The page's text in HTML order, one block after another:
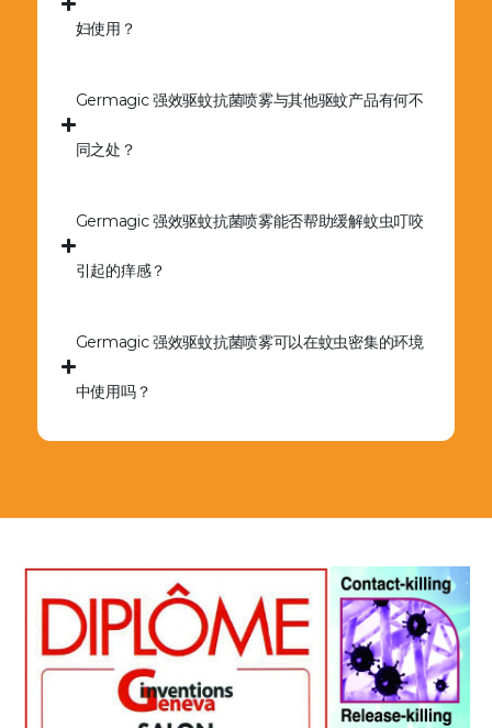
妇使用？
Germagic 强效驱蚊抗菌喷雾与其他驱蚊产品有何不
同之处？
Germagic 强效驱蚊抗菌喷雾能否帮助缓解蚊虫叮咬
引起的痒感？
Germagic 强效驱蚊抗菌喷雾可以在蚊虫密集的环境
中使用吗？